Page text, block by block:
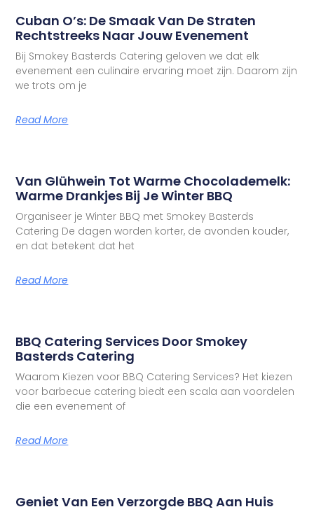
Cuban O’s: De Smaak Van De Straten
Rechtstreeks Naar Jouw Evenement
Bij Smokey Basterds Catering geloven we dat elk
evenement een culinaire ervaring moet zijn. Daarom zijn
we trots om je
Read More
Van Glühwein Tot Warme Chocolademelk:
Warme Drankjes Bij Je Winter BBQ
Organiseer je Winter BBQ met Smokey Basterds
Catering De dagen worden korter, de avonden kouder,
en dat betekent dat het
Read More
BBQ Catering Services Door Smokey
Basterds Catering
Waarom Kiezen voor BBQ Catering Services? Het kiezen
voor barbecue catering biedt een scala aan voordelen
die een evenement of
Read More
Geniet Van Een Verzorgde BBQ Aan Huis